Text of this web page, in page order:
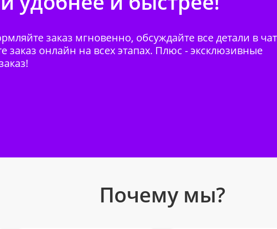
заказ мгновенно, обсуждайте все детали в
заказ онлайн на всех этапах. Плюс - эксклюзивные
Почему мы?